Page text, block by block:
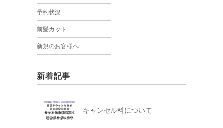
予約状況
前髪カット
新規のお客様へ
新着記事
キャンセル料について